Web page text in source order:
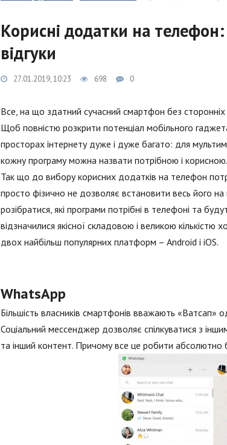
Корисні додатки на
відгуки
27.01.2019, 10:23 698 0
Все, на що здатний сучасний смартфон без
Щоб повністю розкрити потенціал мобільного
просторах інтернету дуже і дуже багато: для
кожну програму можна назвати потрібною і
Так що до вибору корисних додатків на телефон
просто фізично не дозволяє встановити весь його
розібратися, які програми потрібні в телефоні та
відзначилися якісної складовою і великою
двох найбільш популярних платформ – Android і iOS.
WhatsApp
Більшість власників смартфонів вважають
Соціальний мессенджер дозволяє спілкуватися з
та інший контент. Причому все це робити абсолютно